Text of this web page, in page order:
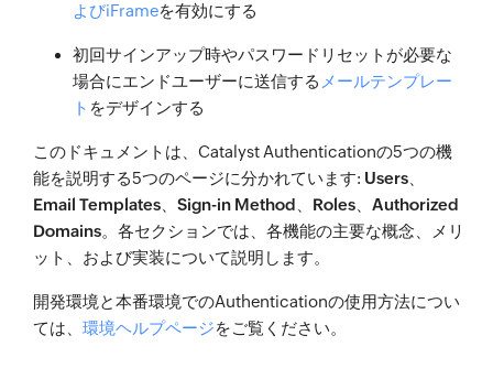
よびiFrameを有効にする
初回サインアップ時やパスワードリセットが必要な
場合にエンドユーザーに送信する メールテンプレー
ト をデザインする
このドキュメントは、Catalyst Authenticationの5つの機
能を説明する5つのページに分かれています: Users
Email Templates
Sign-in Method Roles
Authorized
Domains。各セクションでは、各機能の主要な概念、メリ
ット、および実装について説明します。
開発環境と本番環境でのAuthenticationの使用方法につい
ては、 環境ヘルプページをご覧ください。